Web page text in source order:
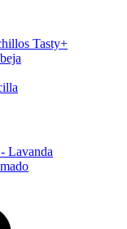
Tasty+
Lavanda